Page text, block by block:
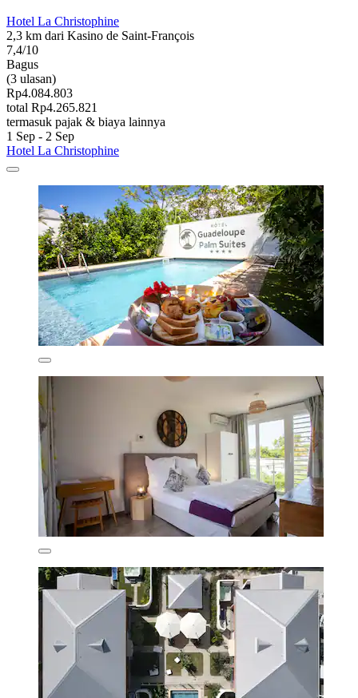
Hotel La Christophine
2,3 km dari Kasino de Saint-François
7,4/10
Bagus
(3 ulasan)
Rp4.084.803
total Rp4.265.821
termasuk pajak & biaya lainnya
1 Sep - 2 Sep
Hotel La Christophine